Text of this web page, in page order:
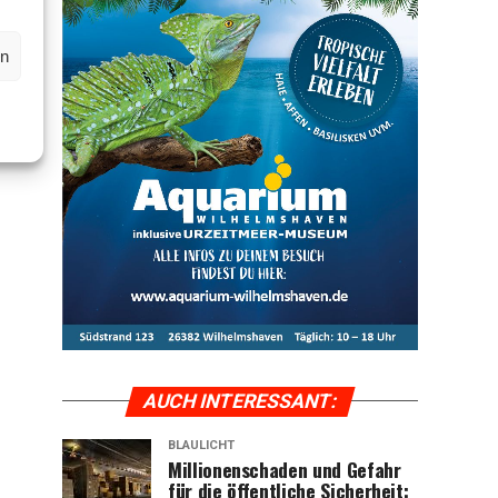
AUCH INTER­ES­SANT:
BLAULICHT
Mil­lio­nen­scha­den und Gefahr
für die öffent­li­che Sicher­heit: